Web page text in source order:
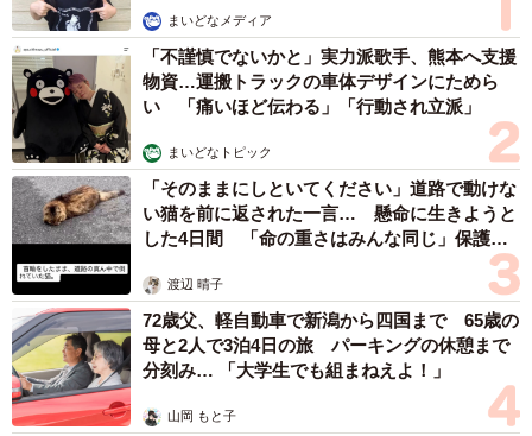
まいどなメディア
「不謹慎でないかと」実力派歌手、熊本へ支援
物資…運搬トラックの車体デザインにためら
い 「痛いほど伝わる」「行動され立派」
まいどなトピック
「そのままにしといてください」道路で動けな
い猫を前に返された一言… 懸命に生きようと
した4日間 「命の重さはみんな同じ」保護団
渡辺 晴子
72歳父、軽自動車で新潟から四国まで 65歳の
母と2人で3泊4日の旅 パーキングの休憩まで
分刻み… 「大学生でも組まねえよ！」
山岡 もと子